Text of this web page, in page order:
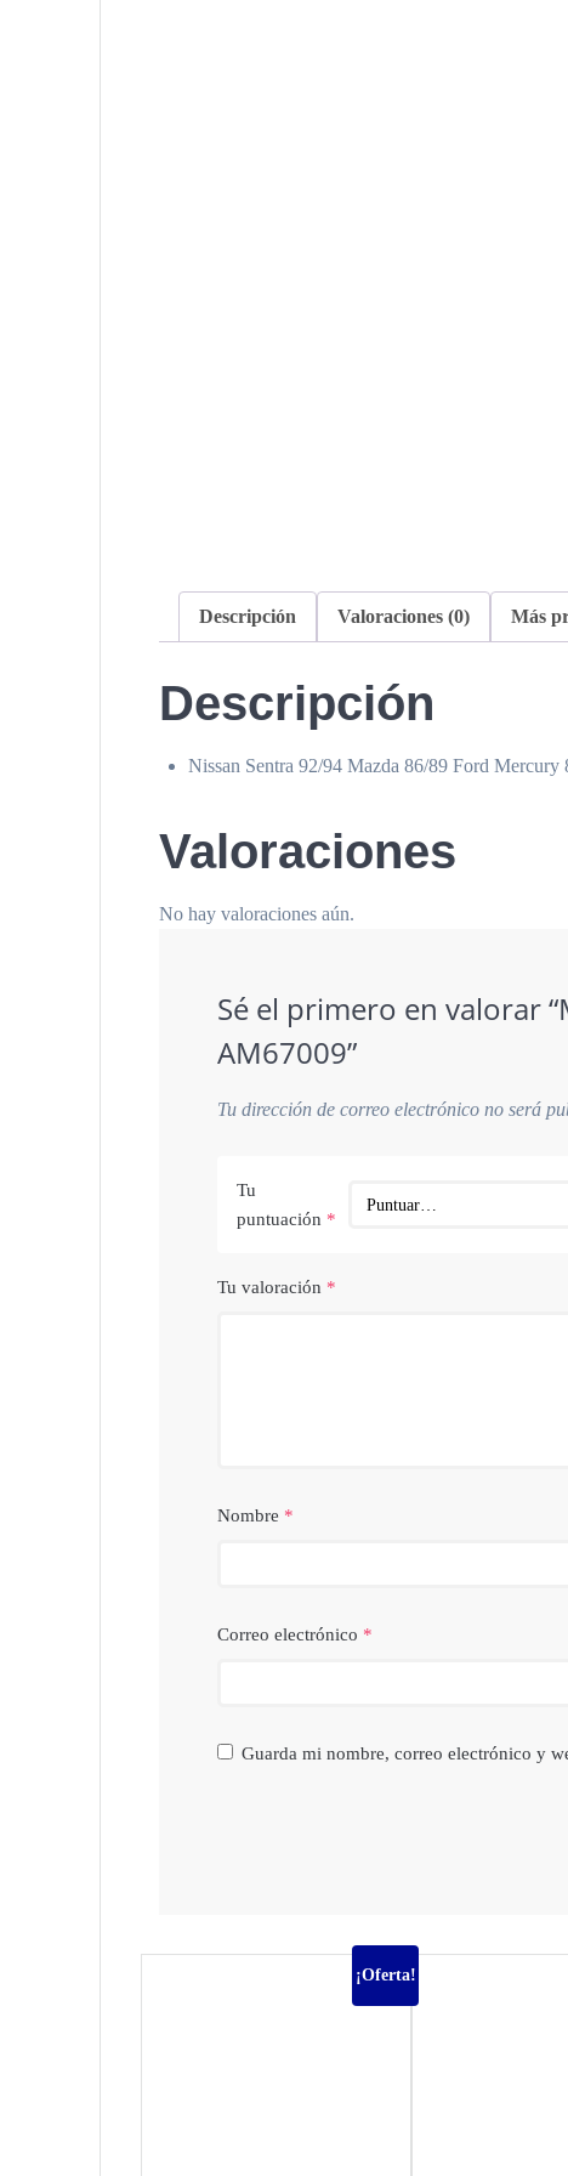
Descripción Valoraciones (0) Más
Descripción
Nissan Sentra 92/94 Mazda 86/89 Ford Mercury
Valoraciones
No hay valoraciones aún.
Sé el primero en valorar
AM67009”
Tu dirección de correo electrónico no será
Tu
puntuación *
Tu valoración *
Nombre *
Correo electrónico *
Guarda mi nombre, correo electrónico y
¡Oferta!